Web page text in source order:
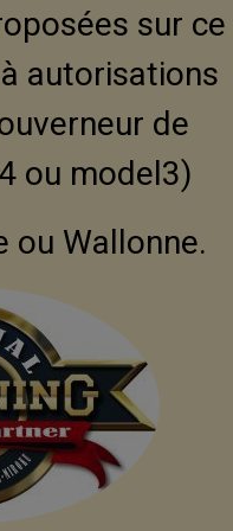
sur ce
autorisations
de
ou model3)
ou Wallonne.